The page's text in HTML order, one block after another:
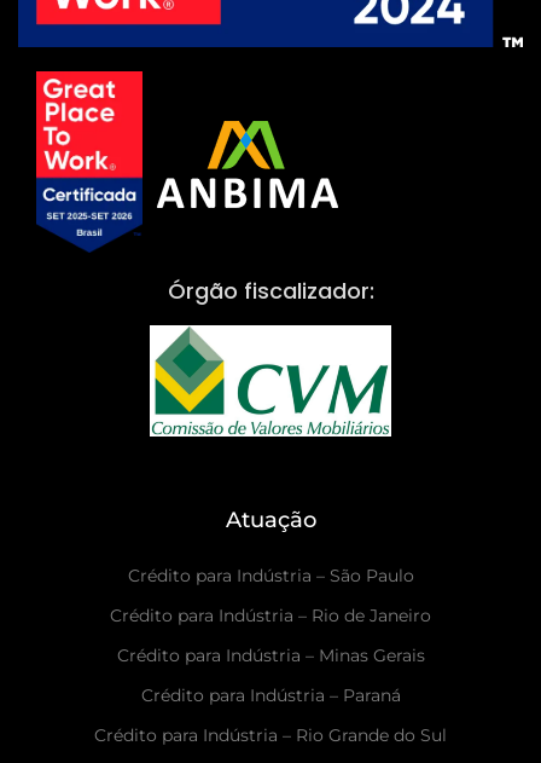
Órgão fiscalizador:
Atuação
Crédito para Indústria – São Paulo
Crédito para Indústria – Rio de Janeiro
Crédito para Indústria – Minas Gerais
Crédito para Indústria – Paraná
Crédito para Indústria – Rio Grande do Sul